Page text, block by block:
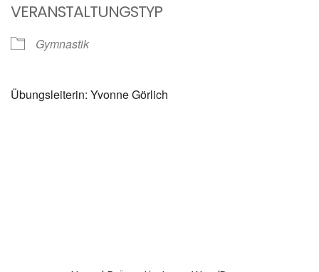
VERANSTALTUNGSTYP
Gymnastik
Übungsleiterin: Yvonne Görlich